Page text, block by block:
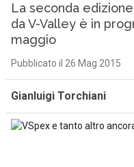
La seconda
da V-Valley è in
maggio
Pubblicato il 26 Mag 2015
Gianluigi Torchiani